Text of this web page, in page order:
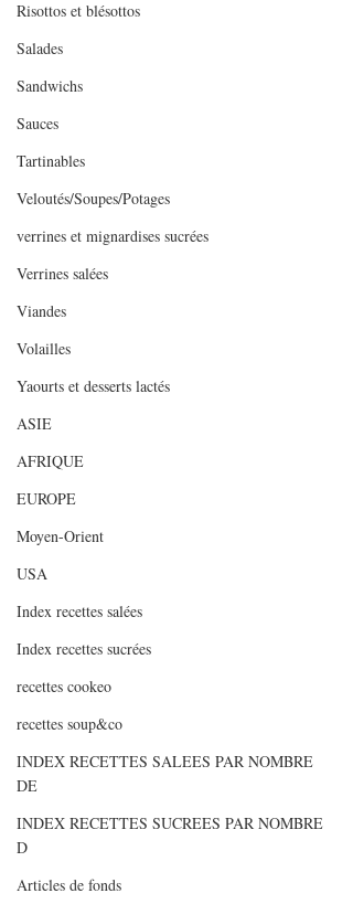
Risottos et blésottos
Salades
Sandwichs
Sauces
Tartinables
Veloutés/Soupes/Potages
verrines et mignardises sucrées
Verrines salées
Viandes
Volailles
Yaourts et desserts lactés
ASIE
AFRIQUE
EUROPE
Moyen-Orient
USA
Index recettes salées
Index recettes sucrées
recettes cookeo
recettes soup&co
INDEX RECETTES SALEES PAR NOMBRE
DE
INDEX RECETTES SUCREES PAR NOMBRE
D
Articles de fonds